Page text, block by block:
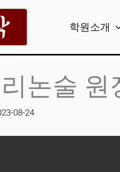
학원소개
논술 원
08-24